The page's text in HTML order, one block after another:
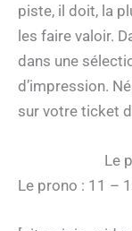
piste, il doit, la
les faire valoir.
dans une
d’impression.
sur votre ticket
Le
Le prono : 11 –